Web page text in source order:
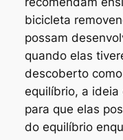
bicicleta
possam
quando elas
descoberto
equilíbrio, a ideia
para que elas
do equilíbrio